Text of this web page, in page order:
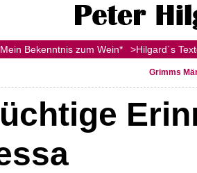
Bekenntnis zum Wein* >Hilgard´s
Grimms